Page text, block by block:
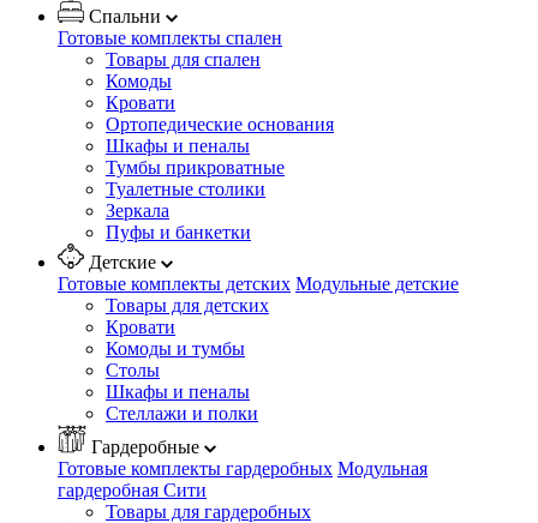
Спальни
Готовые комплекты спален
Товары для спален
Комоды
Кровати
Ортопедические основания
Шкафы и пеналы
Тумбы прикроватные
Туалетные столики
Зеркала
Пуфы и банкетки
Детские
Готовые комплекты детских Модульные детские
Товары для детских
Кровати
Комоды и тумбы
Столы
Шкафы и пеналы
Стеллажи и полки
Гардеробные
Готовые комплекты гардеробных Модульная
гардеробная Сити
Товары для гардеробных